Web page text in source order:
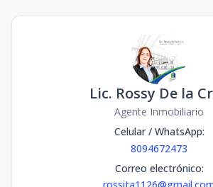
Lic. Rossy De la
Agente Inmobiliario
Celular / WhatsApp:
8094672473
Correo electrónico: